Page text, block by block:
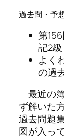
過去問・予
第
記2
よく
の過
最近の
ず解いた
過去問題
図が入っ